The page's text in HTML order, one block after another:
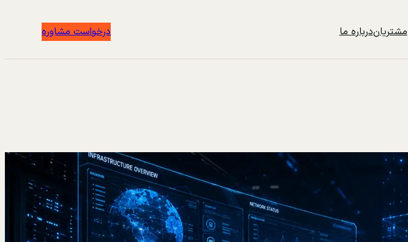
مشتریاندرباره ما درخواست مشاوره